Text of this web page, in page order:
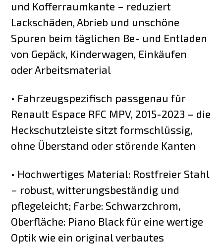
und Kofferraumkante – reduziert
Lackschäden, Abrieb und unschöne
Spuren beim täglichen Be- und Entladen
von Gepäck, Kinderwagen, Einkäufen
oder Arbeitsmaterial
• Fahrzeugspezifisch passgenau für
Renault Espace RFC MPV, 2015-2023 – die
Heckschutzleiste sitzt formschlüssig,
ohne Überstand oder störende Kanten
• Hochwertiges Material: Rostfreier Stahl
– robust, witterungsbeständig und
pflegeleicht; Farbe: Schwarzchrom,
Oberfläche: Piano Black für eine wertige
Optik wie ein original verbautes